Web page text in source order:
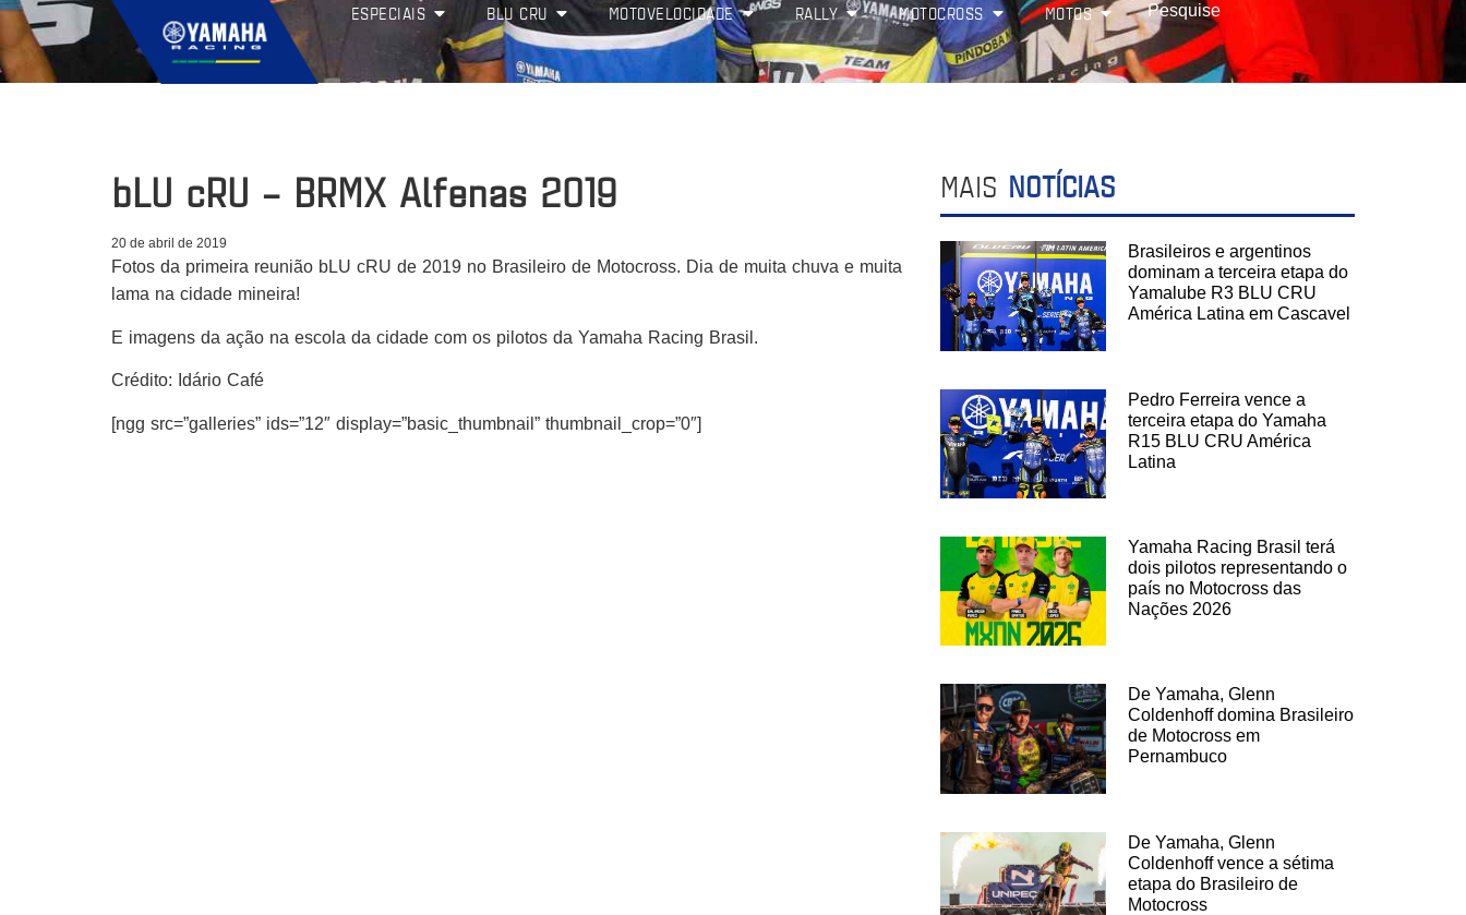
ESPECIAIS BLU CRU MOTOVELOCIDADE RALLY MOTOCROSS MOTOS
bLU cRU – BRMX Alfenas 2019
20 de abril de 2019
Fotos da primeira reunião bLU cRU de 2019 no Brasileiro de Motocross. Dia de muita chuva e muita
lama na cidade mineira!
E imagens da ação na escola da cidade com os pilotos da Yamaha Racing Brasil.
Crédito: Idário Café
[ngg src=”galleries” ids=”12″ display=”basic_thumbnail” thumbnail_crop=”0″]
MAIS NOTÍCIAS
Brasileiros e argentinos
dominam a terceira etapa do
Yamalube R3 BLU CRU
América Latina em Cascavel
Pedro Ferreira vence a
terceira etapa do Yamaha
R15 BLU CRU América
Latina
Yamaha Racing Brasil terá
dois pilotos representando o
país no Motocross das
Nações 2026
De Yamaha, Glenn
Coldenhoff domina Brasileiro
de Motocross em
Pernambuco
De Yamaha, Glenn
Coldenhoff vence a sétima
etapa do Brasileiro de
Motocross